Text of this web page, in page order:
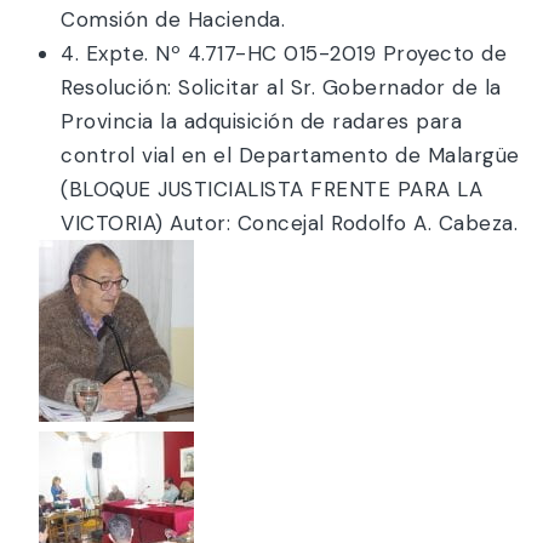
Comsión de Hacienda.
4. Expte. Nº 4.717-HC 015-2019 Proyecto de
Resolución: Solicitar al Sr. Gobernador de la
Provincia la adquisición de radares para
control vial en el Departamento de Malargüe
(BLOQUE JUSTICIALISTA FRENTE PARA LA
VICTORIA) Autor: Concejal Rodolfo A. Cabeza.